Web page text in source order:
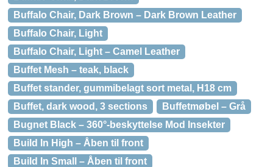
Buffalo Chair, Dark Brown – Dark Brown Leather
Buffalo Chair, Light
Buffalo Chair, Light – Camel Leather
Buffet Mesh – teak, black
Buffet stander, gummibelagt sort metal, H18 cm
Buffet, dark wood, 3 sections
Buffetmøbel – Grå
Bugnet Black – 360°-beskyttelse Mod Insekter
Build In High – Åben til front
Build In Small – Åben til front